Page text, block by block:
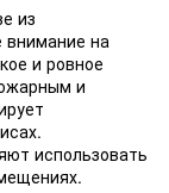
из
внимание на
и ровное
и
использовать